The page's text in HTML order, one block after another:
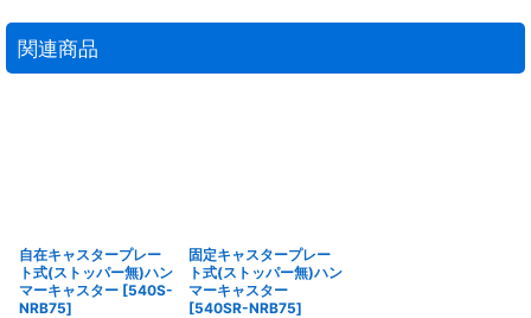
関連商品
自在キャスタープレー
ト式(ストッパー無)ハン
マーキャスター [540S-
NRB75]
固定キャスタープレー
ト式(ストッパー無)ハン
マーキャスター
[540SR-NRB75]